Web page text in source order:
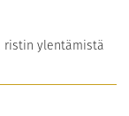
ristin ylentämistä